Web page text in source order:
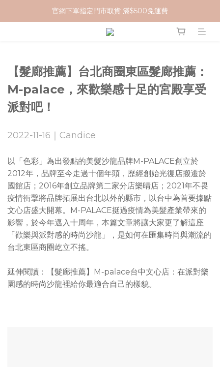
加入 MCG 會員｜即贈 $100 購物金
官網下單指定門市取貨 滿$500免運費
加入 MCG 會員｜即贈 $100 購物金
【髮廊推薦】台北商圈東區髮廊推薦：
M-palace，來歡樂感十足的宮殿享受
派對吧！
2022-11-16｜Candice
以「色彩」為出發點的美髮沙龍品牌M-PALACE創立於
2012年，品牌至今走過十個年頭，歷經創始光復店搬遷於
國館店；2016年創立品牌第二家分店樂晴店；2021年不畏
疫情衝擊將品牌拓展出台北以外的縣市，以台中為首要據點
文心店盛大開幕。M-PALACE挺過疫情為美髮產業帶來的
影響，於今年邁入十周年，本篇文章將讓大家更了解這座
「歡樂與派對感的時尚沙龍」，是如何在匯集時尚與潮流的
台北東區商圈屹立不搖。
延伸閱讀：【髮廊推薦】M-palace台中文心店：在派對樂
園感的時尚沙龍裡給你最適合自己的樣貌。